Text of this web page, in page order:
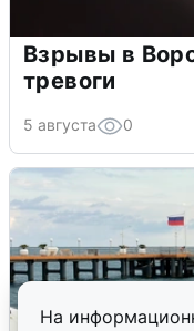
На
Взрывы в
тревоги
5 августа 0